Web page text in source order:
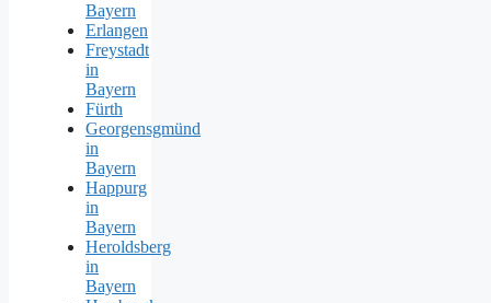
Bayern
Erlangen
Freystadt
in
Bayern
Fürth
Georgensgmünd
in
Bayern
Happurg
in
Bayern
Heroldsberg
in
Bayern